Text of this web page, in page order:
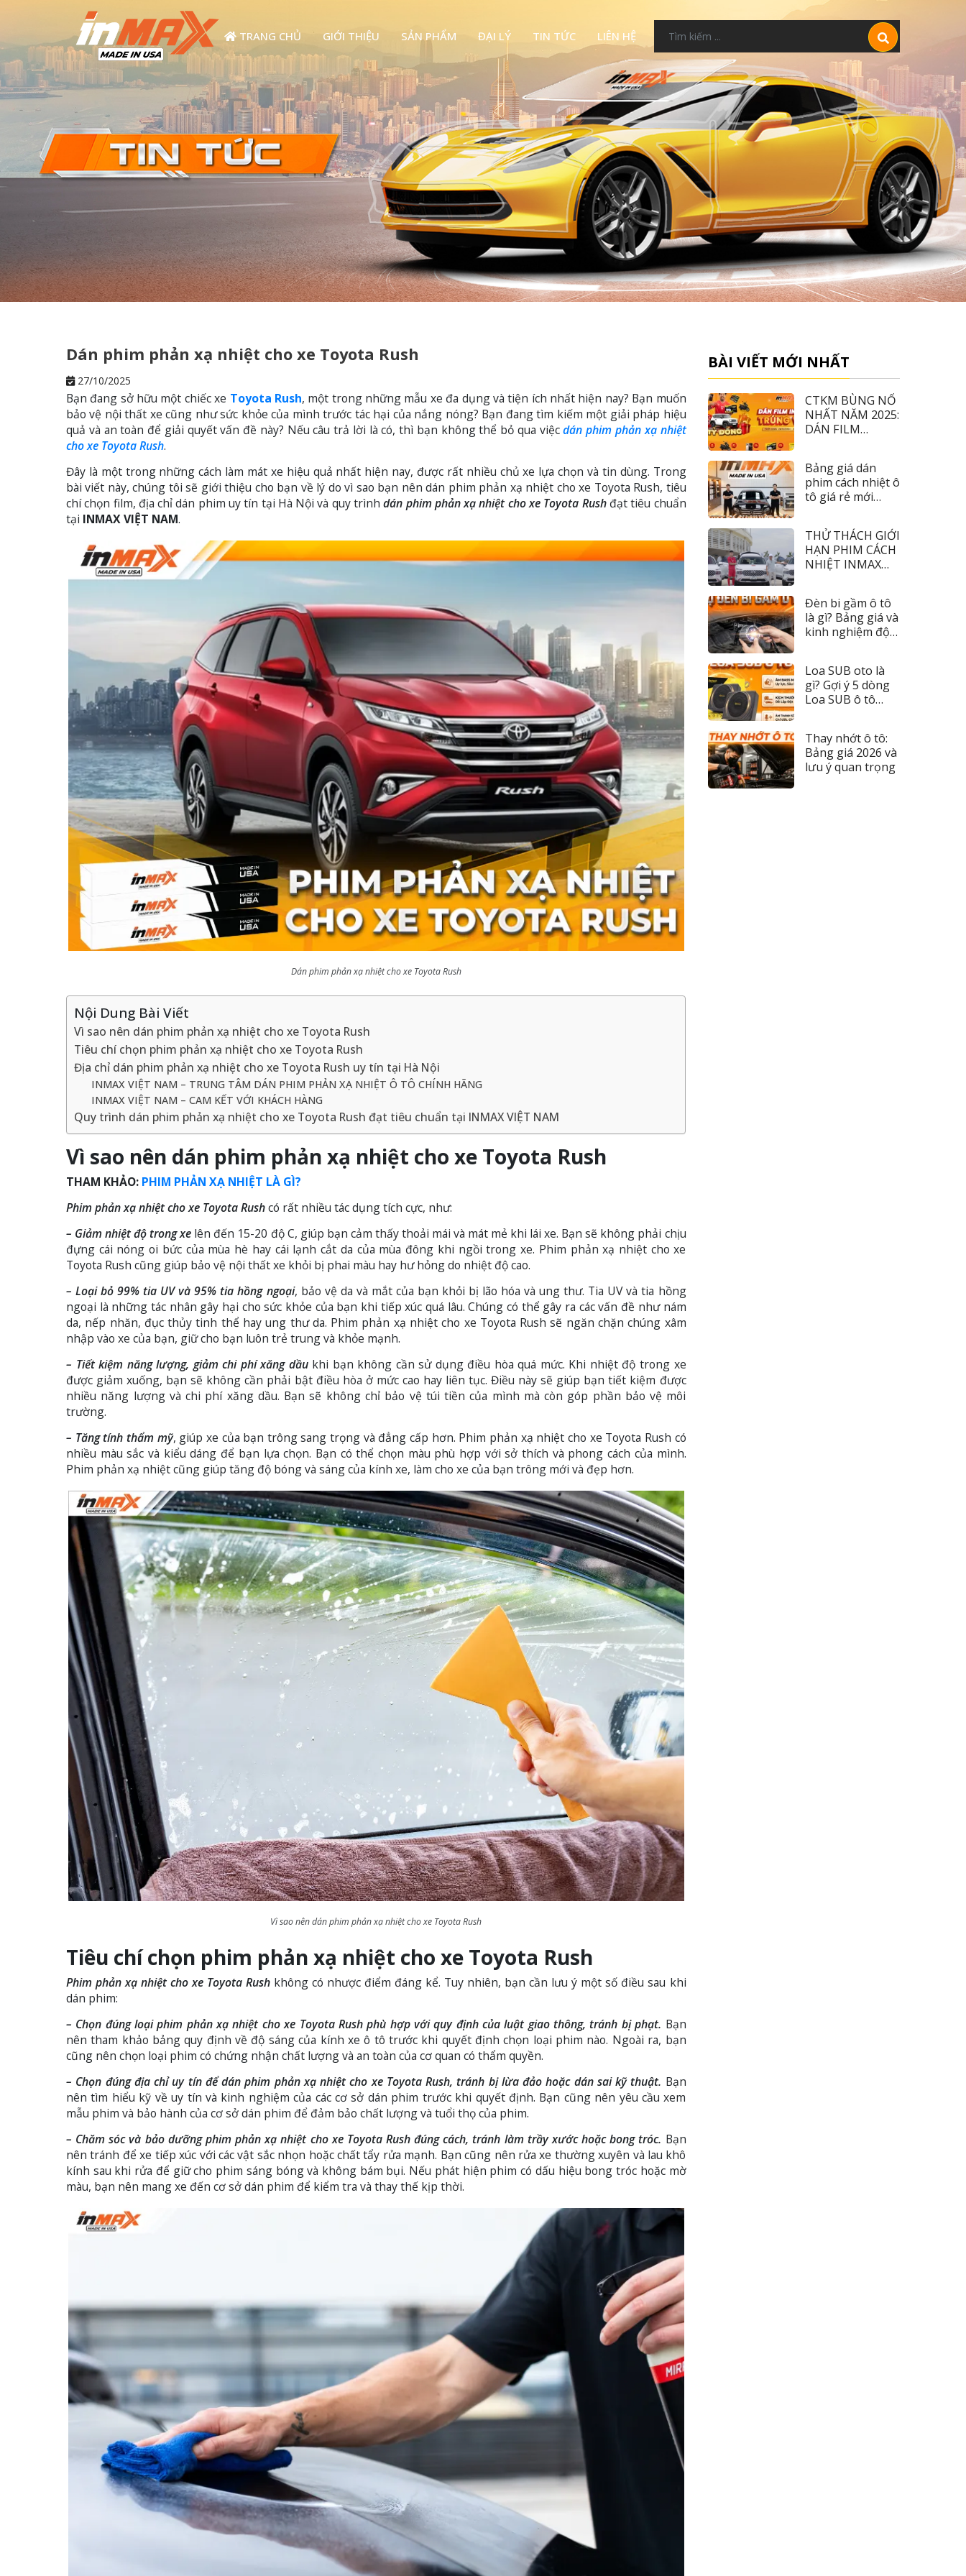
TRANG CHỦ GIỚI THIỆU SẢN PHẨM ĐẠI LÝ TIN TỨC LIÊN HỆ
Dán phim phản xạ nhiệt cho xe Toyota Rush
27/10/2025
Bạn đang sở hữu một chiếc xe Toyota Rush, một trong những mẫu xe đa dụng và tiện ích nhất hiện nay? Bạn muốn
bảo vệ nội thất xe cũng như sức khỏe của mình trước tác hại của nắng nóng? Bạn đang tìm kiếm một giải pháp hiệu
quả và an toàn để giải quyết vấn đề này? Nếu câu trả lời là có, thì bạn không thể bỏ qua việcdán phim phản xạ nhiệt
cho xe Toyota Rush.
Đây là một trong những cách làm mát xe hiệu quả nhất hiện nay, được rất nhiều chủ xe lựa chọn và tin dùng. Trong
bài viết này, chúng tôi sẽ giới thiệu cho bạn về lý do vì sao bạn nên dán phim phản xạ nhiệt cho xe Toyota Rush, tiêu
chí chọn film, địa chỉ dán phim uy tín tại Hà Nội và quy trìnhdán phim phản xạ nhiệt cho xe Toyota Rush đạt tiêu chuẩn
tại INMAX VIỆT NAM.
Dán phim phản xạ nhiệt cho xe Toyota Rush
Nội Dung Bài Viết
Vì sao nên dán phim phản xạ nhiệt cho xe Toyota Rush
Tiêu chí chọn phim phản xạ nhiệt cho xe Toyota Rush
Địa chỉ dán phim phản xạ nhiệt cho xe Toyota Rush uy tín tại Hà Nội
INMAX VIỆT NAM – TRUNG TÂM DÁN PHIM PHẢN XẠ NHIỆT Ô TÔ CHÍNH HÃNG
INMAX VIỆT NAM – CAM KẾT VỚI KHÁCH HÀNG
Quy trình dán phim phản xạ nhiệt cho xe Toyota Rush đạt tiêu chuẩn tại INMAX VIỆT NAM
Vì sao nên dán phim phản xạ nhiệt cho xe Toyota Rush
THAM KHẢO: PHIM PHẢN XẠ NHIỆT LÀ GÌ?
Phim phản xạ nhiệt cho xe Toyota Rushcó rất nhiều tác dụng tích cực, như:
– Giảm nhiệt độ trong xe lên đến 15-20 độ C, giúp bạn cảm thấy thoải mái và mát mẻ khi lái xe. Bạn sẽ không phải chịu
đựng cái nóng oi bức của mùa hè hay cái lạnh cắt da của mùa đông khi ngồi trong xe. Phim phản xạ nhiệt cho xe
Toyota Rush cũng giúp bảo vệ nội thất xe khỏi bị phai màu hay hư hỏng do nhiệt độ cao.
– Loại bỏ 99% tia UV và 95% tia hồng ngoại, bảo vệ da và mắt của bạn khỏi bị lão hóa và ung thư. Tia UV và tia hồng
ngoại là những tác nhân gây hại cho sức khỏe của bạn khi tiếp xúc quá lâu. Chúng có thể gây ra các vấn đề như nám
da, nếp nhăn, đục thủy tinh thể hay ung thư da. Phim phản xạ nhiệt cho xe Toyota Rush sẽ ngăn chặn chúng xâm
nhập vào xe của bạn, giữ cho bạn luôn trẻ trung và khỏe mạnh.
– Tiết kiệm năng lượng, giảm chi phí xăng dầukhi bạn không cần sử dụng điều hòa quá mức. Khi nhiệt độ trong xe
được giảm xuống, bạn sẽ không cần phải bật điều hòa ở mức cao hay liên tục. Điều này sẽ giúp bạn tiết kiệm được
nhiều năng lượng và chi phí xăng dầu. Bạn sẽ không chỉ bảo vệ túi tiền của mình mà còn góp phần bảo vệ môi
trường.
– Tăng tính thẩm mỹ, giúp xe của bạn trông sang trọng và đẳng cấp hơn. Phim phản xạ nhiệt cho xe Toyota Rush có
nhiều màu sắc và kiểu dáng để bạn lựa chọn. Bạn có thể chọn màu phù hợp với sở thích và phong cách của mình.
Phim phản xạ nhiệt cũng giúp tăng độ bóng và sáng của kính xe, làm cho xe của bạn trông mới và đẹp hơn.
Vì sao nên dán phim phản xạ nhiệt cho xe Toyota Rush
Tiêu chí chọn phim phản xạ nhiệt cho xe Toyota Rush
Phim phản xạ nhiệt cho xe Toyota Rush không có nhược điểm đáng kể. Tuy nhiên, bạn cần lưu ý một số điều sau khi
dán phim:
– Chọn đúng loại phim phản xạ nhiệt cho xe Toyota Rush phù hợp với quy định của luật giao thông, tránh bị phạt. Bạn
nên tham khảo bảng quy định về độ sáng của kính xe ô tô trước khi quyết định chọn loại phim nào. Ngoài ra, bạn
cũng nên chọn loại phim có chứng nhận chất lượng và an toàn của cơ quan có thẩm quyền.
– Chọn đúng địa chỉ uy tín để dán phim phản xạ nhiệt cho xe Toyota Rush, tránh bị lừa đảo hoặc dán sai kỹ thuật. Bạn
nên tìm hiểu kỹ về uy tín và kinh nghiệm của các cơ sở dán phim trước khi quyết định. Bạn cũng nên yêu cầu xem
mẫu phim và bảo hành của cơ sở dán phim để đảm bảo chất lượng và tuổi thọ của phim.
– Chăm sóc và bảo dưỡng phim phản xạ nhiệt cho xe Toyota Rush đúng cách, tránh làm trầy xước hoặc bong tróc. Bạn
nên tránh để xe tiếp xúc với các vật sắc nhọn hoặc chất tẩy rửa mạnh. Bạn cũng nên rửa xe thường xuyên và lau khô
kính sau khi rửa để giữ cho phim sáng bóng và không bám bụi. Nếu phát hiện phim có dấu hiệu bong tróc hoặc mờ
màu, bạn nên mang xe đến cơ sở dán phim để kiểm tra và thay thế kịp thời.
BÀI VIẾT MỚI NHẤT
CTKM BÙNG NỔ
NHẤT NĂM 2025:
DÁN FILM
Bảng giá dán
phim cách nhiệt ô
tô giá rẻ mới
THỬ THÁCH GIỚI
HẠN PHIM CÁCH
NHIỆT INMAX
DŨNG
Đèn bi gầm ô tô
là gì? Bảng giá và
kinh nghiệm độ
Loa SUB oto là
gì? Gợi ý 5 dòng
Loa SUB ô tô
Thay nhớt ô tô:
Bảng giá 2026 và
lưu ý quan trọng